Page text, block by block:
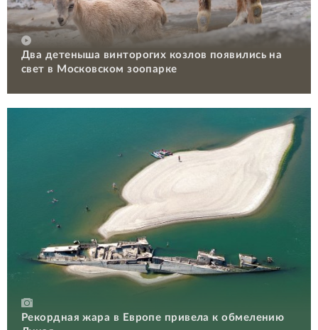
Два детеныша винторогих козлов появились на
свет в Московском зоопарке
Рекордная жара в Европе привела к обмелению